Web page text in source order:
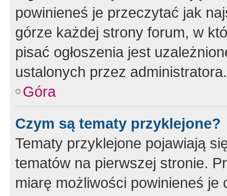
powinieneś je przeczytać jak
górze każdej strony forum, w
pisać ogłoszenia jest
ustalonych przez administratora.
Góra
Czym są tematy przyklejone?
Tematy przyklejone pojawiają
tematów na pierwszej stronie.
miarę możliwości powinieneś je